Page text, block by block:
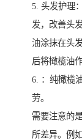
5. 头发护理
发，改善头
油涂抹在头
后将橄榄油
6. ：纯橄榄
劳。
需要注意的
所差异。例